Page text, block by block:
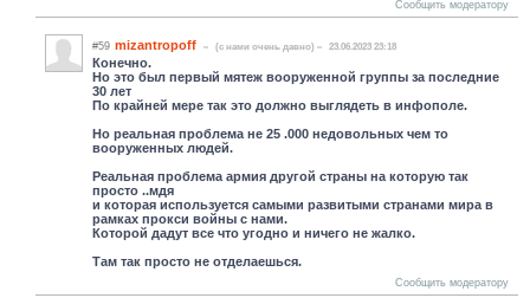
Сообщить модератору
#59 mizantropoff (c нами очень давно) 23.06.2023 23:18
Конечно.
Но это был первый мятеж вооруженной группы за последние
30 лет
По крайней мере так это должно выглядеть в инфополе.
Но реальная проблема не 25 .000 недовольных чем то
вооруженных людей.
Реальная проблема армия другой страны на которую так
просто ..мдя
и которая используется самыми развитыми странами мира в
рамках прокси войны с нами.
Которой дадут все что угодно и ничего не жалко.
Там так просто не отделаешься.
Сообщить модератору